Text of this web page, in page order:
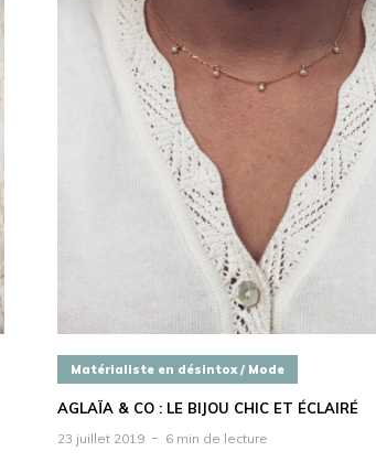
Matérialiste en désintox / Mode
AGLAÏA & CO : LE BIJOU CHIC ET ÉCLAIRÉ
23 juillet 2019 6 min de lecture